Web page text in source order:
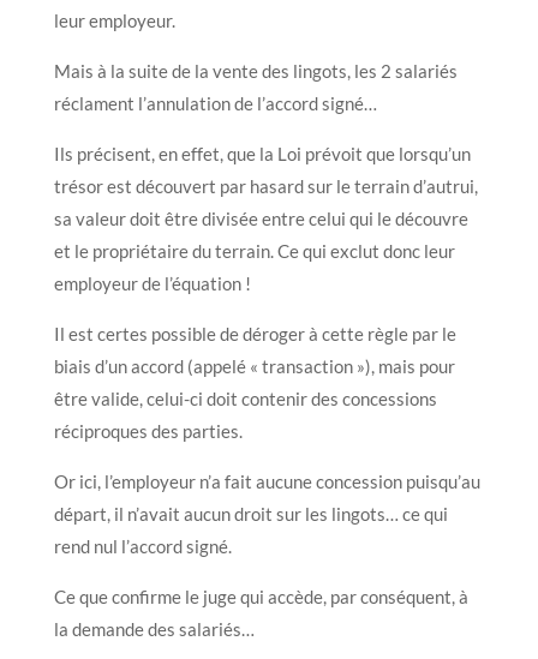
leur employeur.
Mais à la suite de la vente des lingots, les 2 salariés
réclament l’annulation de l’accord signé…
Ils précisent, en effet, que la Loi prévoit que lorsqu’un
trésor est découvert par hasard sur le terrain d’autrui,
sa valeur doit être divisée entre celui qui le découvre
et le propriétaire du terrain. Ce qui exclut donc leur
employeur de l’équation !
Il est certes possible de déroger à cette règle par le
biais d’un accord (appelé « transaction »), mais pour
être valide, celui-ci doit contenir des concessions
réciproques des parties.
Or ici, l’employeur n’a fait aucune concession puisqu’au
départ, il n’avait aucun droit sur les lingots… ce qui
rend nul l’accord signé.
Ce que confirme le juge qui accède, par conséquent, à
la demande des salariés…